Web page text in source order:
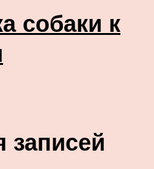
собаки к
записей